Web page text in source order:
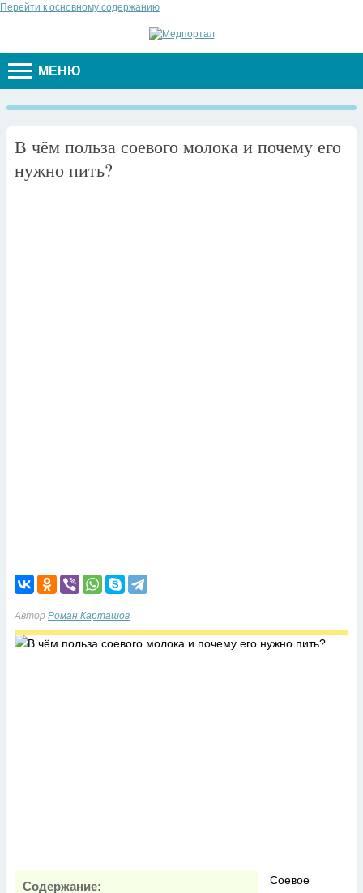
Перейти к основному содержанию
МЕНЮ
В чём польза соевого молока и почему его
нужно пить?
Автор Роман Карташов
Содержание:
Соевое